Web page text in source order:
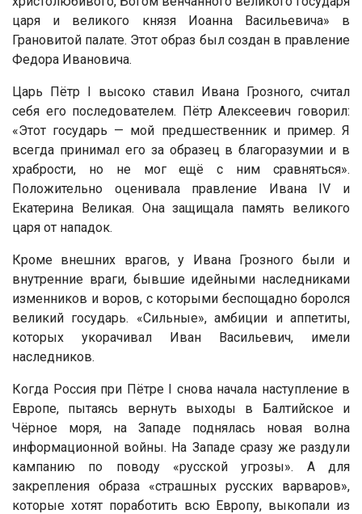
царя и великого князя Иоанна Васильевича» в
Грановитой палате. Этот образ был создан в правление
Федора Ивановича.
Царь Пётр I высоко ставил Ивана Грозного, считал
себя его последователем. Пётр Алексеевич говорил:
«Этот государь — мой предшественник и пример. Я
всегда принимал его за образец в благоразумии и в
храбрости, но не мог ещё с ним сравняться».
Положительно оценивала правление Ивана IV и
Екатерина Великая. Она защищала память великого
царя от нападок.
Кроме внешних врагов, у Ивана Грозного были и
внутренние враги, бывшие идейными наследниками
изменников и воров, с которыми беспощадно боролся
великий государь. «Сильные», амбиции и аппетиты,
которых укорачивал Иван Васильевич, имели
наследников.
Когда Россия при Пётре I снова начала наступление в
Европе, пытаясь вернуть выходы в Балтийское и
Чёрное моря, на Западе поднялась новая волна
информационной войны. На Западе сразу же раздули
кампанию по поводу «русской угрозы». А для
закрепления образа «страшных русских варваров»,
которые хотят поработить всю Европу, выкопали из